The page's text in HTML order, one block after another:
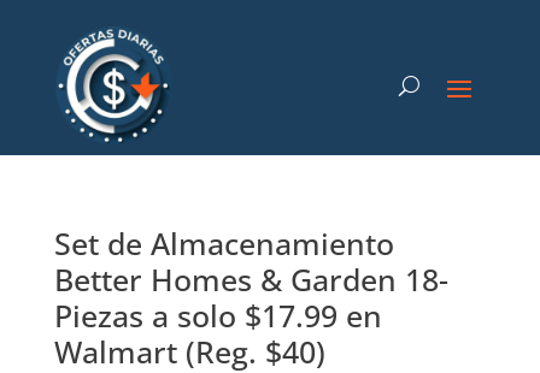
Set de Almacenamiento
Better Homes & Garden 18-
Piezas a solo $17.99 en
Walmart (Reg. $40)